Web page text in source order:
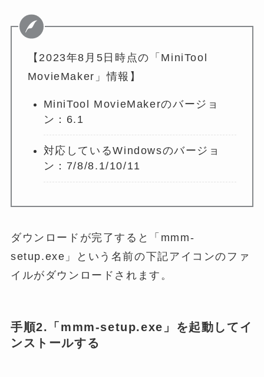
【2023年8月5日時点の「MiniTool
MovieMaker」情報】
MiniTool MovieMakerのバージョ
ン：6.1
対応しているWindowsのバージョ
ン：7/8/8.1/10/11
ダウンロードが完了すると「mmm-
setup.exe」という名前の下記アイコンのファ
イルがダウンロードされます。
手順2.「mmm-setup.exe」を起動してイ
ンストールする